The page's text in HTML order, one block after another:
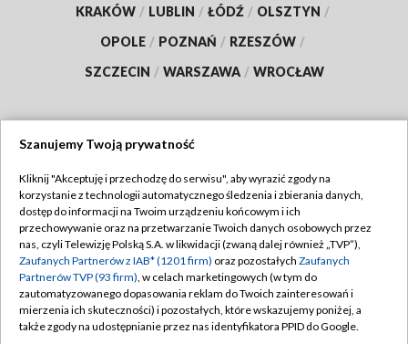
KRAKÓW / LUBLIN / ŁÓDŹ / OLSZTYN /
OPOLE / POZNAŃ / RZESZÓW /
SZCZECIN / WARSZAWA / WROCŁAW
TVP
Abonament TVP
Emisja w TVP
Centrum informacji TVP
Naziemna Telewizja Cyfrowa
Regulamin TVP
Polityka prywatności
Moje zgody
Pomoc
Szanujemy Twoją prywatność
Kliknij "Akceptuję i przechodzę do serwisu", aby wyrazić zgody na
korzystanie z technologii automatycznego śledzenia i zbierania danych,
dostęp do informacji na Twoim urządzeniu końcowym i ich
przechowywanie oraz na przetwarzanie Twoich danych osobowych przez
nas, czyli Telewizję Polską S.A. w likwidacji (zwaną dalej również „TVP”),
Zaufanych Partnerów z IAB* (1201 firm) oraz pozostałych Zaufanych
Partnerów TVP (93 firm), w celach marketingowych (w tym do
zautomatyzowanego dopasowania reklam do Twoich zainteresowań i
mierzenia ich skuteczności) i pozostałych, które wskazujemy poniżej, a
także zgody na udostępnianie przez nas identyfikatora PPID do Google.